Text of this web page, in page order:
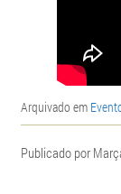
Arquivado em
Publicado por